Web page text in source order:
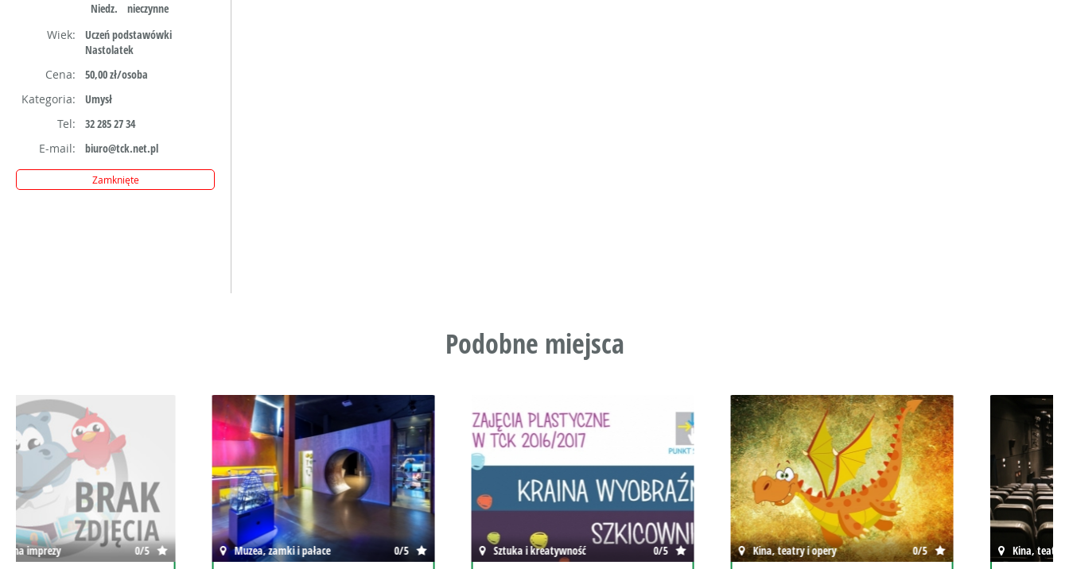
Niedz.
nieczynne
Wiek:
Uczeń podstawówki
Nastolatek
Cena:
50,00 zł/osoba
Kategoria:
Umysł
Tel:
32 285 27 34
E-mail:
biuro@tck.net.pl
Zamknięte
Podobne miejsca
Muzea, zamki i pałace 0/5 Sztuka i kreatywność 0/5 Kina, teatry i opery 0/5 Kina, teatry i opery 0/5